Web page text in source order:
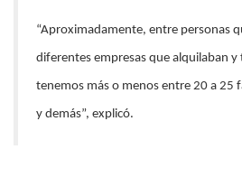
“Aproximadamente, entre personas
diferentes empresas que alquilaban y
tenemos más o menos entre 20 a 25
y demás”, explicó.